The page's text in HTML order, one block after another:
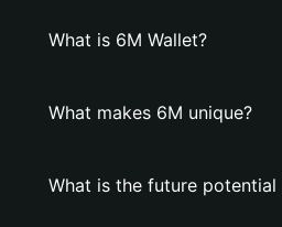
What is 6M Wallet?
What makes 6M unique?
What is the future potential